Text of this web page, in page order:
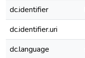
dc.identifier
dc.identifier.uri
dc.language